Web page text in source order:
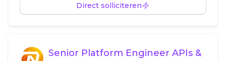
Direct solliciteren
Senior Platform Engineer APIs &